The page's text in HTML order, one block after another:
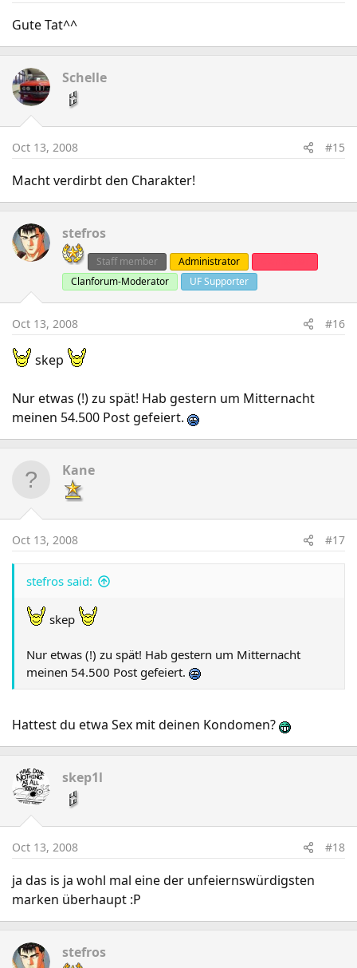
Gute Tat^^
Schelle
Oct 13, 2008 #15
Macht verdirbt den Charakter!
stefros
Staff member Administrator
Clanforum-Moderator
UF Supporter
Oct 13, 2008 #16
skep
Nur etwas (!) zu spät! Hab gestern um Mitternacht
meinen 54.500 Post gefeiert.
Kane
Oct 13, 2008 #17
stefros said:
skep
Nur etwas (!) zu spät! Hab gestern um Mitternacht
meinen 54.500 Post gefeiert.
Hattest du etwa Sex mit deinen Kondomen?
skep1l
Oct 13, 2008 #18
ja das is ja wohl mal eine der unfeiernswürdigsten
marken überhaupt :P
stefros